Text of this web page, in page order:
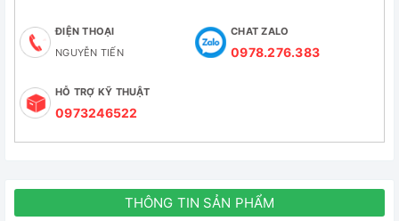
ĐIỆN THOẠI
NGUYỄN TIẾN
CHAT ZALO
0978.276.383
HỖ TRỢ KỸ THUẬT
0973246522
THÔNG TIN SẢN PHẨM